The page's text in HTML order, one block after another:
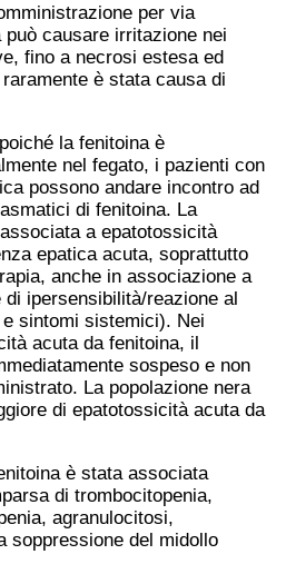
per via
causare irritazione nei
fino a necrosi estesa ed
è stata causa di
la fenitoina è
nel fegato, i pazienti con
possono andare incontro ad
di fenitoina. La
a epatotossicità
epatica acuta, soprattutto
anche in associazione a
ipersensibilità/reazione al
sintomi sistemici). Nei
acuta da fenitoina, il
sospeso e non
La popolazione nera
di epatotossicità acuta da
è stata associata
di trombocitopenia,
agranulocitosi,
soppressione del midollo